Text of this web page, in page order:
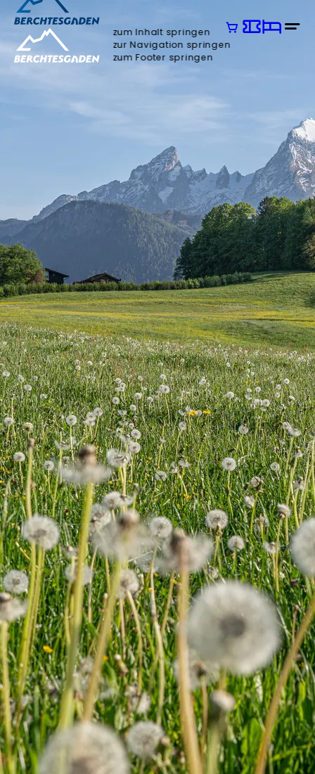
zum Inhalt springen
zur Navigation springen
zum Footer springen